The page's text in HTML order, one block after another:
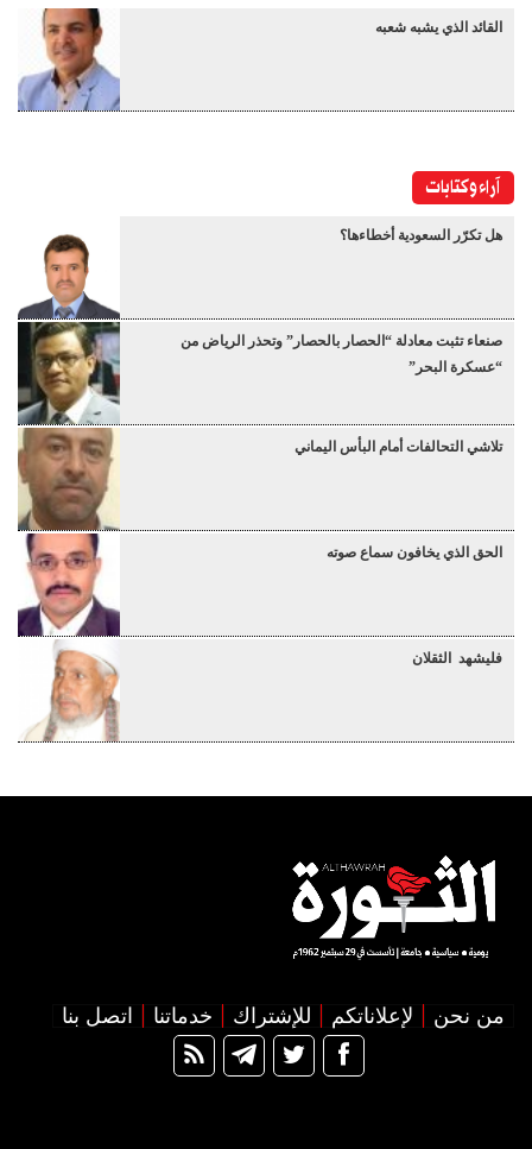
القائد الذي يشبه شعبه
آراء وكتابات
هل تكرّر السعودية أخطاءها؟
صنعاء تثبت معادلة “الحصار بالحصار” وتحذر الرياض من
“عسكرة البحر”
تلاشي التحالفات أمام البأس اليماني
الحق الذي يخافون سماع صوته
فليشهد الثقلان
من نحن لإعلاناتكم للإشتراك خدماتنا اتصل بنا